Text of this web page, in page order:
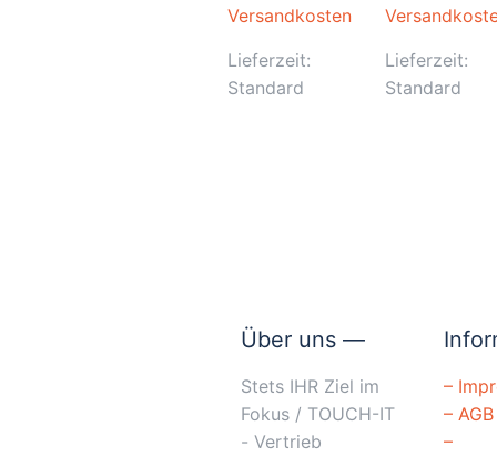
Versandkosten
Lieferzeit:
Standard
Lieferzeit:
Standard
Über uns —
Stets IHR Ziel im
Fokus / TOUCH-IT
- Vertrieb
–
– AGB
–